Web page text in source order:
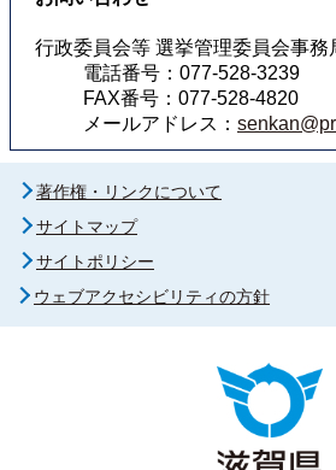
行政委員会等 選挙管理委員会事務
電話番号：077-528-3239
FAX番号：077-528-4820
メールアドレス：
著作権・リンクについて
サイトマップ
サイトポリシー
ウェブアクセシビリティの方針